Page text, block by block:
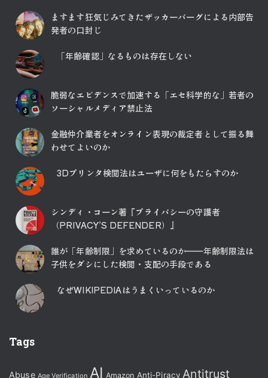
ますます狂気じみてきたザッカーバーグによる内部告
発者の口封じ
「年齢確認」なるものは存在しない
脆弱なエビデンスで加速する「エセ科学的な」若者の
ソーシャルメディア禁止法
金融仲介業者をオンライン表現の裁定者として振る舞
わせてよいのか
3Dプリンタ検閲法はユーザに何をもたらすのか
シンディ・コーン著『プライバシーの守護者
（PRIVACY’S DEFENDER）』
誰が「年齢制限」を求めているのか――年齢制限法は
子供をダシにした検閲・支配の手段である
なぜWIKIPEDIAはうまくいっているのか
Tags
Abuse Age Verification AI Amazon Anti-Piracy Antitrust